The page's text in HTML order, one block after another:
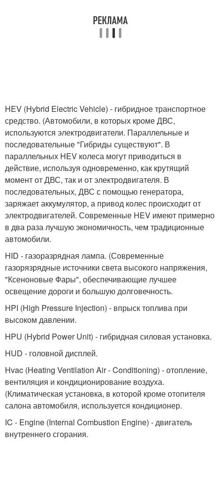
HEV (Hybrid Electric Vehicle) - гибридное транспортное
средство. (Автомобили, в которых кроме ДВС,
используются электродвигатели. Параллельные и
последовательные "Гибриды существуют". В
параллельных HEV колеса могут приводиться в
действие, используя одновременно, как крутящий
момент от ДВС, так и от электродвигателя. В
последовательных, ДВС с помощью генератора,
заряжает аккумулятор, а привод колес происходит от
электродвигателей. Современные HEV имеют примерно
в два раза лучшую экономичность, чем традиционные
автомобили.
HID - газоразрядная лампа. (Современные
газорязрядные источники света высокого напряжения,
"Ксеноновые Фары", обеспечивающие лучшее
освещение дороги и большую долговечность.
HPI (High Pressure Injection) - впрыск топлива при
высоком давлении.
HPU (Hybrid Power Unit) - гибридная силовая установка.
HUD - головной дисплей.
Hvac (Heating Ventilation Air - Conditioning) - отопление,
вентиляция и кондиционирование воздуха.
(Климатическая установка, в которой кроме отопителя
салона автомобиля, используется кондиционер.
IC - Engine (Internal Combustion Engine) - двигатель
внутреннего сгорания.